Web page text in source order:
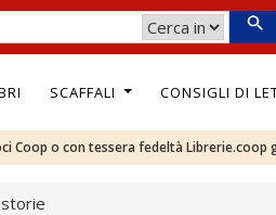
SCAFFALI CONSIGLI DI
Coop o con tessera fedeltà Librerie.coop